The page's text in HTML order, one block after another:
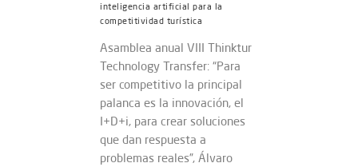
inteligencia artificial para la
competitividad turística
Asamblea anual VIII Thinktur
Technology Transfer: “Para
ser competitivo la principal
palanca es la innovación, el
I+D+i, para crear soluciones
que dan respuesta a
problemas reales”, Álvaro